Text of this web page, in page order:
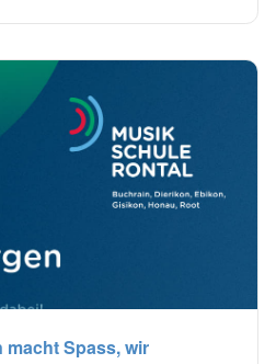
macht Spass, wir